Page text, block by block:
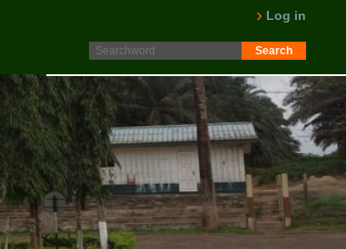
Log in
Intranett. Logg in. Minutes from AGM 2025 is now available
LES MER